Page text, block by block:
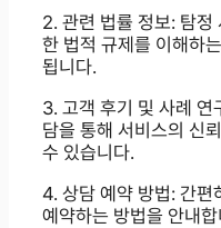
2. 관련 법률 정보: 탐정
한 법적 규제를 이해하
됩니다.
3. 고객 후기 및 사례 연
담을 통해 서비스의 신
수 있습니다.
4. 상담 예약 방법: 간편
예약하는 방법을 안내합